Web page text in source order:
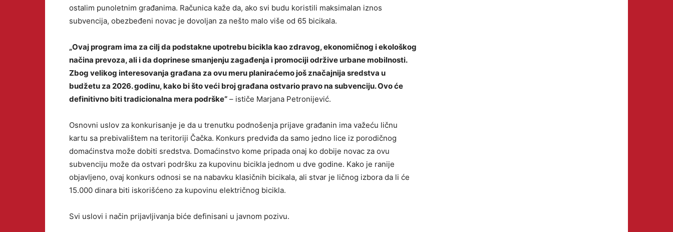
ostalim punoletnim građanima. Računica kaže da, ako svi budu koristili maksimalan iznos
subvencija, obezbeđeni novac je dovoljan za nešto malo više od 65 bicikala.
„Ovaj program ima za cilj da podstakne upotrebu bicikla kao zdravog, ekonomičnog i ekološkog
načina prevoza, ali i da doprinese smanjenju zagađenja i promociji održive urbane mobilnosti.
Zbog velikog interesovanja građana za ovu meru planiraćemo još značajnija sredstva u
budžetu za 2026. godinu, kako bi što veći broj građana ostvario pravo na subvenciju. Ovo će
definitivno biti tradicionalna mera podrške“ – ističe Marjana Petronijević.
Osnovni uslov za konkurisanje je da u trenutku podnošenja prijave građanin ima važeću ličnu
kartu sa prebivalištem na teritoriji Čačka. Konkurs predviđa da samo jedno lice iz porodičnog
domaćinstva može dobiti sredstva. Domaćinstvo kome pripada onaj ko dobije novac za ovu
subvenciju može da ostvari podršku za kupovinu bicikla jednom u dve godine. Kako je ranije
objavljeno, ovaj konkurs odnosi se na nabavku klasičnih bicikala, ali stvar je ličnog izbora da li će
15.000 dinara biti iskorišćeno za kupovinu električnog bicikla.
Svi uslovi i način prijavljivanja biće definisani u javnom pozivu.